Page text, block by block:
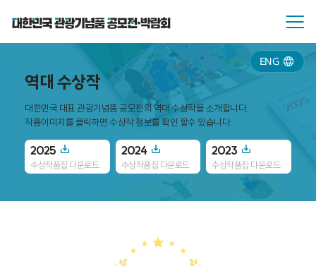
역대 수상작
대한민국 대표 관광기념품 공모전의 역대 수상작을 소개합니다.
작품이미지를 클릭하면 수상작 정보를 확인 할수 있습니다.
2025
수상작품집 다운로드
2024
수상작품집 다운로드
2023
수상작품집 다운로드
ENG